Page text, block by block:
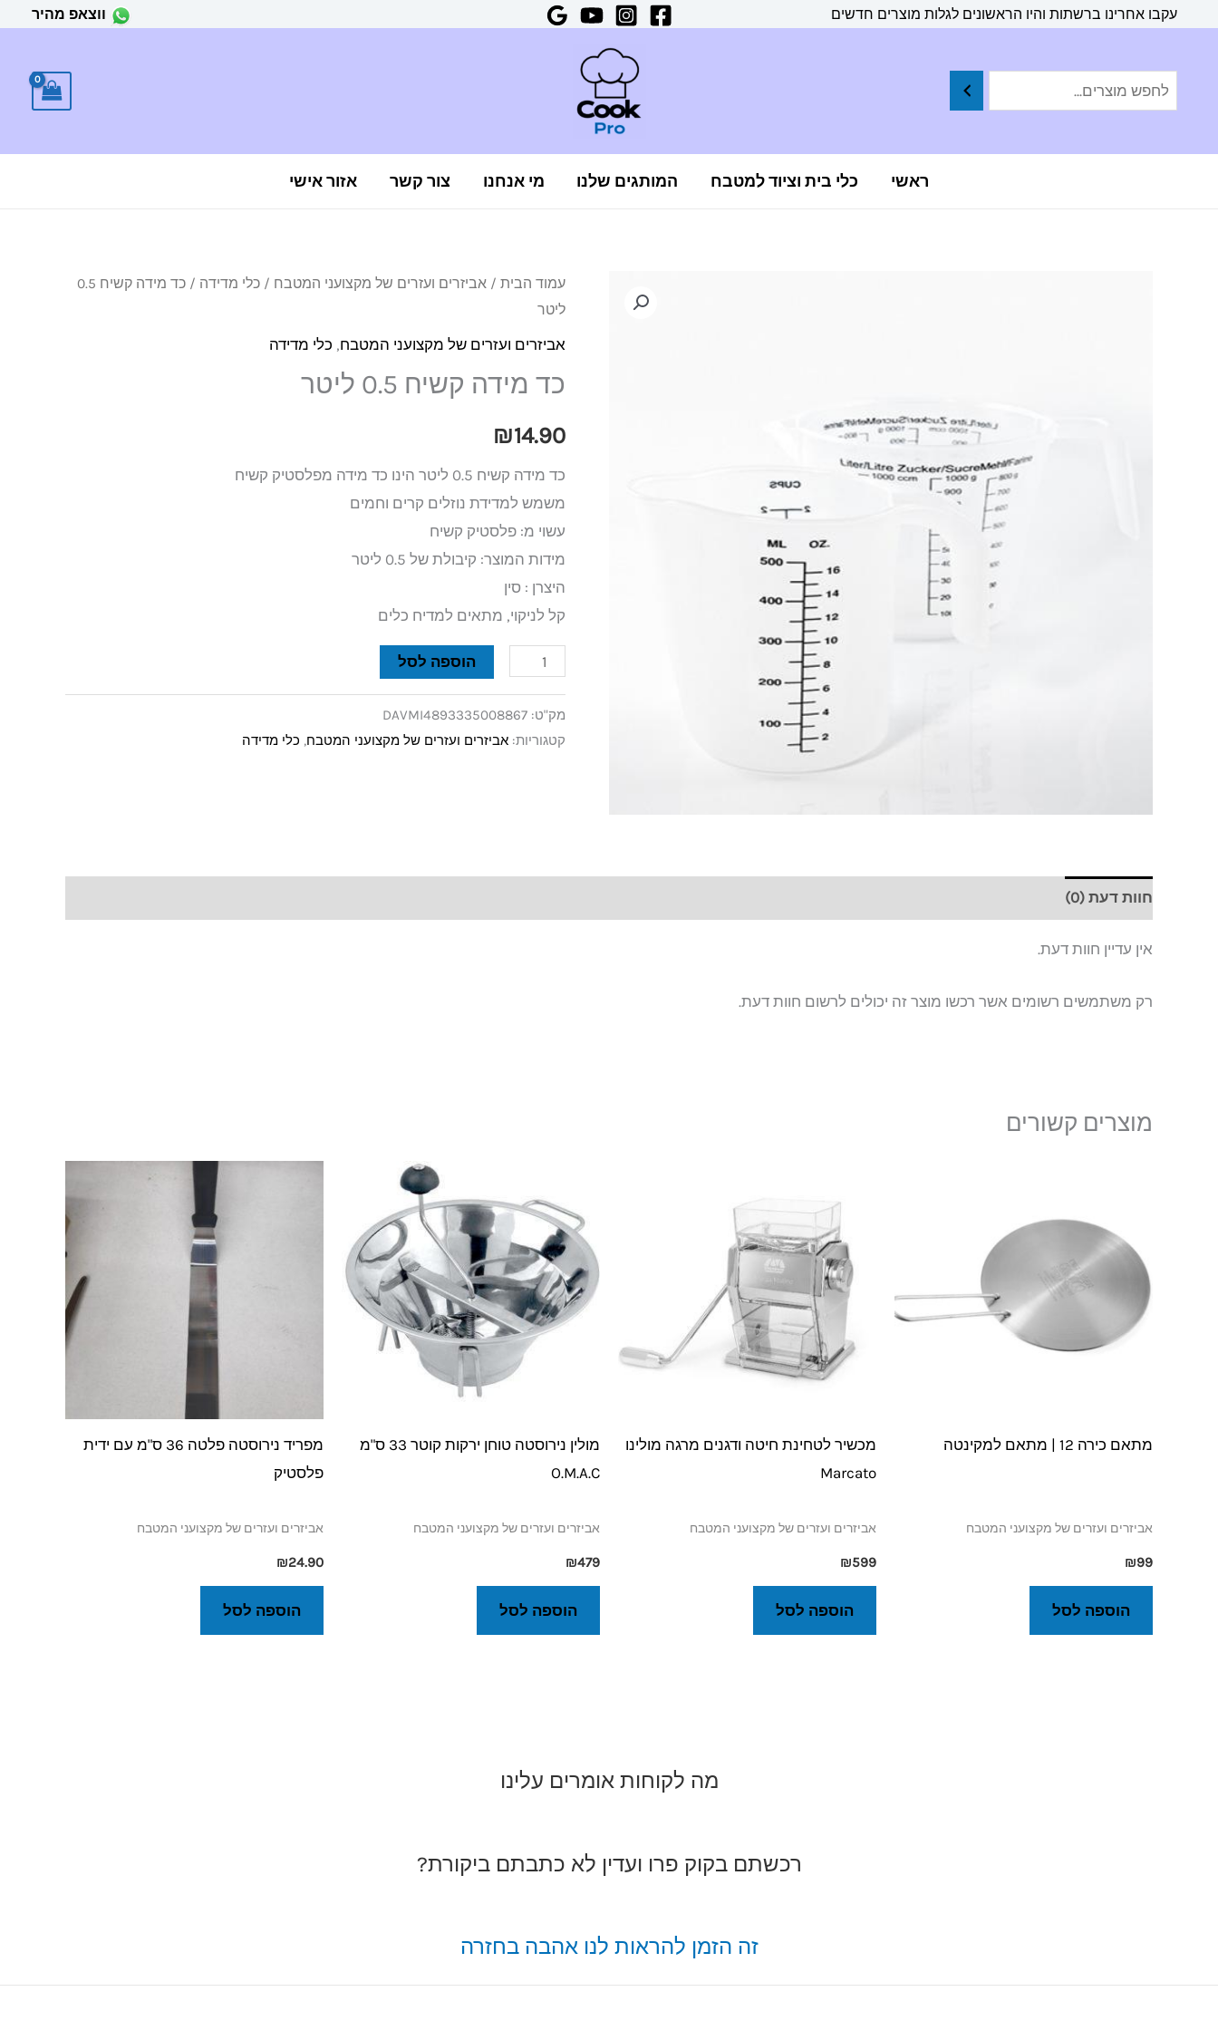
עקבו אחרינו ברשתות והיו הראשונים לגלות מוצרים חדשים ווצאפ מהיר
ראשי כלי בית וציוד למטבח המותגים שלנו מי אנחנו צור קשר אזור אישי
עמוד הבית / אביזרים ועזרים של מקצועני המטבח / כלי מדידה
/ כד מידה קשיח 0.5
ליטר
אביזרים ועזרים של מקצועני המטבח, כלי מדידה
כד מידה קשיח 0.5 ליטר
₪14.90
כד מידה קשיח 0.5 ליטר הינו כד מידה מפלסטיק קשיח
משמש למדידת נוזלים קרים וחמים
עשוי מ: פלסטיק קשיח
מידות המוצר: קיבולת של 0.5 ליטר
היצרן : סין
קל לניקוי, מתאים למדיח כלים
כמות
של
כד
קשיח
0.5
הוספה לסל
מק"ט: DAVMI4893335008867
קטגוריות: אביזרים ועזרים של מקצועני המטבח, כלי מדידה
חוות דעת (0)
אין עדיין חוות דעת.
רק משתמשים רשומים אשר רכשו מוצר זה יכולים לרשום חוות דעת.
מוצרים קשורים
מתאם כירה 12 | מתאם למקינטה
אביזרים ועזרים של מקצועני המטבח
₪99
הוספה לסל
מכשיר לטחינת חיטה ודגנים מרגה מולינו
Marcato
אביזרים ועזרים של מקצועני המטבח
₪599
הוספה לסל
מולין נירוסטה טוחן ירקות קוטר 33 ס"מ
O.M.A.C
אביזרים ועזרים של מקצועני המטבח
₪479
הוספה לסל
מפריד נירוסטה פלטה 36 ס"מ עם ידית
פלסטיק
אביזרים ועזרים של מקצועני המטבח
₪24.90
הוספה לסל
מה לקוחות אומרים עלינו
רכשתם בקוק פרו ועדין לא כתבתם ביקורת?
זה הזמן להראות לנו אהבה בחזרה